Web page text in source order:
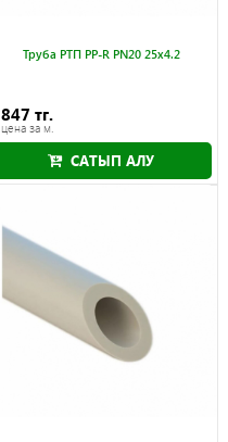
Труба РТП PP-R PN20 25x4.2
847 тг.
цена за м.
САТЫП АЛУ